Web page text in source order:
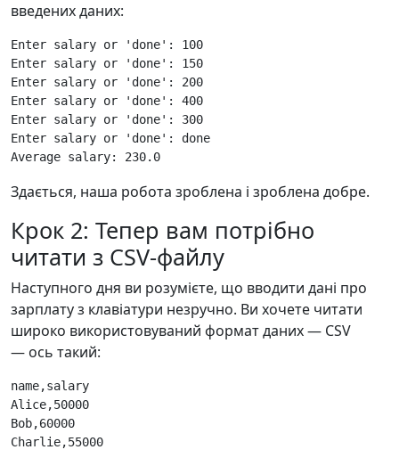
введених даних:
Enter salary or 'done': 100
Enter salary or 'done': 150
Enter salary or 'done': 200
Enter salary or 'done': 400
Enter salary or 'done': 300
Enter salary or 'done': done
Здається, наша робота зроблена і зроблена добре.
Крок 2: Тепер вам потрібно
читати з CSV-файлу
Наступного дня ви розумієте, що вводити дані про
зарплату з клавіатури незручно. Ви хочете читати
широко використовуваний формат даних — CSV
— ось такий:
name,salary
Alice,50000
Bob,60000